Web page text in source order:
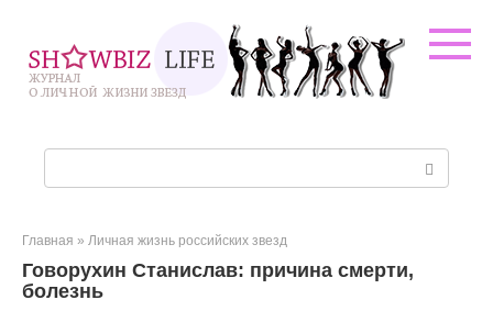
контенту
Главная » Личная жизнь российских звезд
Говорухин Станислав: причина смерти,
болезнь